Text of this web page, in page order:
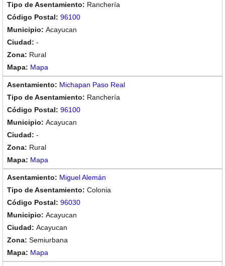
Ranchería
96100
Acayucan
-
Rural
Mapa
Michapan Paso Real
Ranchería
96100
Acayucan
-
Rural
Mapa
Miguel Alemán
Colonia
96030
Acayucan
Acayucan
Semiurbana
Mapa